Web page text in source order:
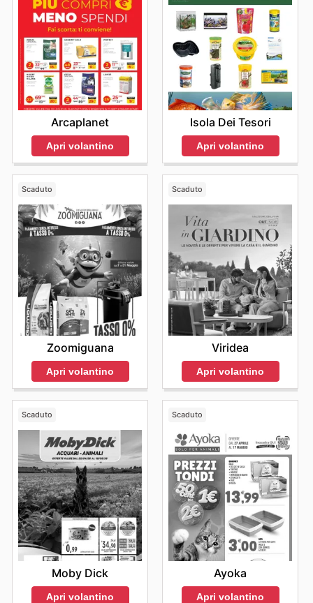
Arcaplanet
Apri volantino
Isola Dei Tesori
Apri volantino
Scaduto
Zoomiguana
Apri volantino
Scaduto
Viridea
Apri volantino
Scaduto
Moby Dick
Apri volantino
Scaduto
Ayoka
Apri volantino